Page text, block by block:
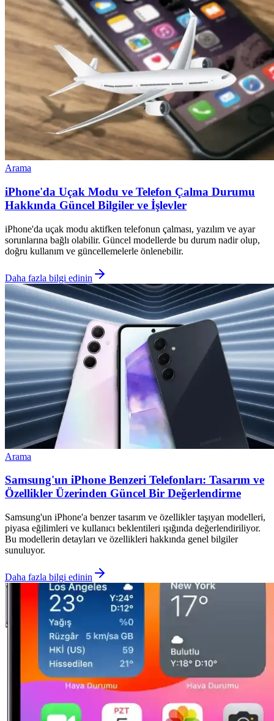
Arama
iPhone'da Uçak Modu ve Telefon Çalma Durumu
Hakkında Güncel Bilgiler ve İşlevler
iPhone'da uçak modu aktifken telefonun çalması, yazılım ve ayar
sorunlarına bağlı olabilir. Güncel modellerde bu durum nadir olup,
doğru kullanım ve güncellemelerle önlenebilir.
Daha fazla bilgi edinin
Arama
Samsung'un iPhone Benzeri Telefonları: Tasarım ve
Özellikler Üzerinden Güncel Bir Değerlendirme
Samsung'un iPhone'a benzer tasarım ve özellikler taşıyan modelleri,
piyasa eğilimleri ve kullanıcı beklentileri ışığında değerlendiriliyor.
Bu modellerin detayları ve özellikleri hakkında genel bilgiler
sunuluyor.
Daha fazla bilgi edinin